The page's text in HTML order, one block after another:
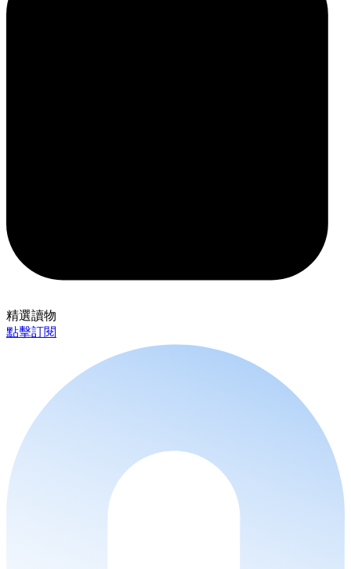
精選讀物
點擊訂閱